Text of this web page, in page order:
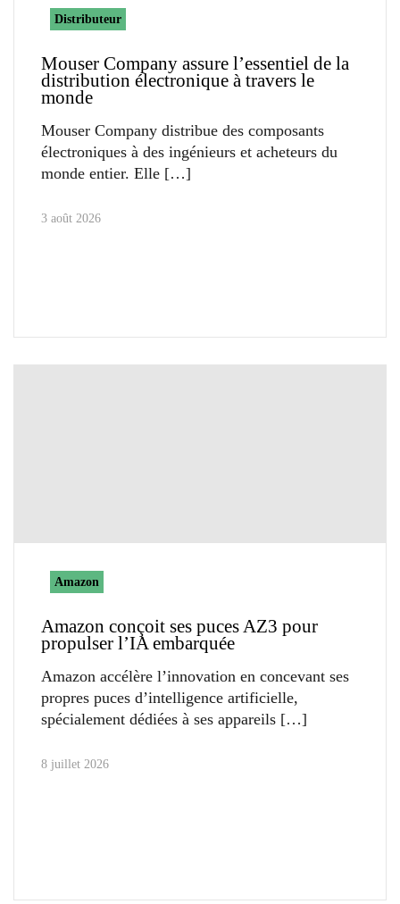
Distributeur
Mouser Company assure l’essentiel de la
distribution électronique à travers le
monde
Mouser Company distribue des composants
électroniques à des ingénieurs et acheteurs du
monde entier. Elle
3 août 2026
Amazon
Amazon conçoit ses puces AZ3 pour
propulser l’IA embarquée
Amazon accélère l’innovation en concevant ses
propres puces d’intelligence artificielle,
spécialement dédiées à ses appareils
8 juillet 2026